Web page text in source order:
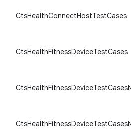
CtsHealthConnectHostTestCases
CtsHealthFitnessDeviceTestCases